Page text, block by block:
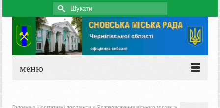
Search
for:
меню
Головна » Нормативні документи » Розпорядження міського голови »